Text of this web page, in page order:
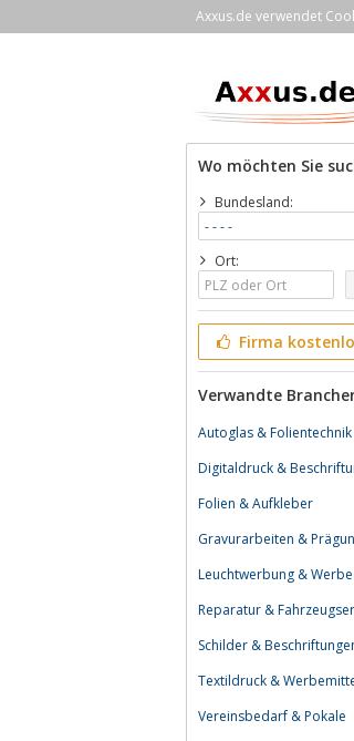
Axxus.de verwendet
Wo möchten Sie
Bundesland:
Ort:
Firma
Verwandte
Autoglas & Folientechnik
Digitaldruck &
Folien & Aufkleber
Gravurarbeiten &
Leuchtwerbung &
Reparatur &
Schilder &
Textildruck &
Vereinsbedarf & Pokale